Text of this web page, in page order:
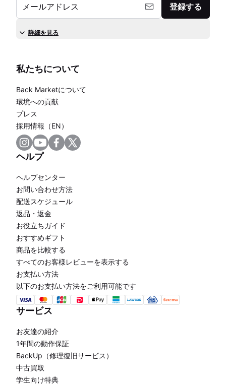
メールアドレス 登録する
詳細を見る
私たちについて
Back Marketについて
環境への貢献
プレス
採用情報（EN）
ヘルプ
ヘルプセンター
お問い合わせ方法
配送スケジュール
返品・返金
お役立ちガイド
おすすめギフト
商品を比較する
すべてのお客様レビューを表示する
お支払い方法
以下のお支払い方法をご利用可能です
サービス
お友達の紹介
1年間の動作保証
BackUp（修理復旧サービス）
中古買取
学生向け特典